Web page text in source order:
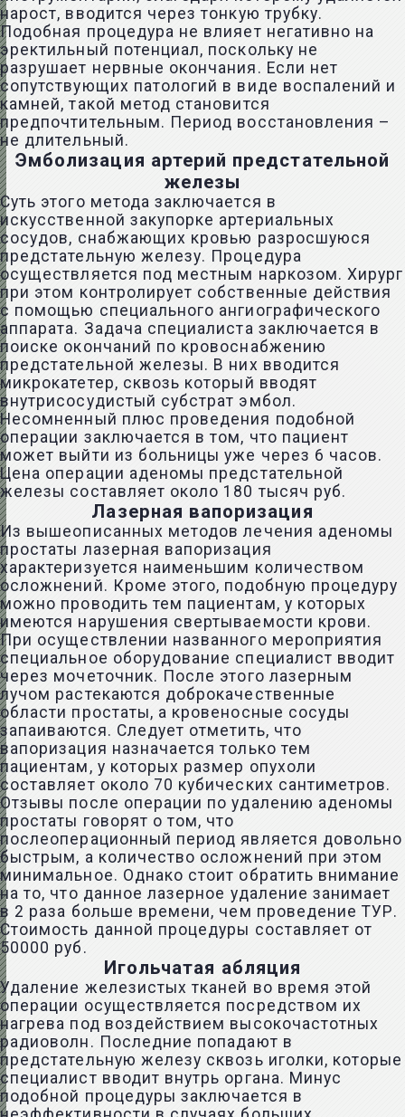
нарост, вводится через тонкую трубку.
Подобная процедура не влияет негативно на
эректильный потенциал, поскольку не
разрушает нервные окончания. Если нет
сопутствующих патологий в виде воспалений и
камней, такой метод становится
предпочтительным. Период восстановления –
не длительный.
Эмболизация артерий предстательной
железы
Суть этого метода заключается в
искусственной закупорке артериальных
сосудов, снабжающих кровью разросшуюся
предстательную железу. Процедура
осуществляется под местным наркозом. Хирург
при этом контролирует собственные действия
с помощью специального ангиографического
аппарата. Задача специалиста заключается в
поиске окончаний по кровоснабжению
предстательной железы. В них вводится
микрокатетер, сквозь который вводят
внутрисосудистый субстрат эмбол.
Несомненный плюс проведения подобной
операции заключается в том, что пациент
может выйти из больницы уже через 6 часов.
Цена операции аденомы предстательной
железы составляет около 180 тысяч руб.
Лазерная вапоризация
Из вышеописанных методов лечения аденомы
простаты лазерная вапоризация
характеризуется наименьшим количеством
осложнений. Кроме этого, подобную процедуру
можно проводить тем пациентам, у которых
имеются нарушения свертываемости крови.
При осуществлении названного мероприятия
специальное оборудование специалист вводит
через мочеточник. После этого лазерным
лучом растекаются доброкачественные
области простаты, а кровеносные сосуды
запаиваются. Следует отметить, что
вапоризация назначается только тем
пациентам, у которых размер опухоли
составляет около 70 кубических сантиметров.
Отзывы после операции по удалению аденомы
простаты говорят о том, что
послеоперационный период является довольно
быстрым, а количество осложнений при этом
минимальное. Однако стоит обратить внимание
на то, что данное лазерное удаление занимает
в 2 раза больше времени, чем проведение ТУР.
Стоимость данной процедуры составляет от
50000 руб.
Игольчатая абляция
Удаление железистых тканей во время этой
операции осуществляется посредством их
нагрева под воздействием высокочастотных
радиоволн. Последние попадают в
предстательную железу сквозь иголки, которые
специалист вводит внутрь органа. Минус
подобной процедуры заключается в